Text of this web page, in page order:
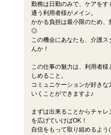
勤務は日勤のみで、ケアをす
通う利用者様がメイン。
かかる負担は最小限のため
◎
この機会にあなたも、介護
んか！
この仕事の魅力は、利用者
しめること。
コミュニケーションが好き
いくことができますよ♪
まずは出来ることからチャ
を広げていけばOK！
自信をもって取り組めるよ